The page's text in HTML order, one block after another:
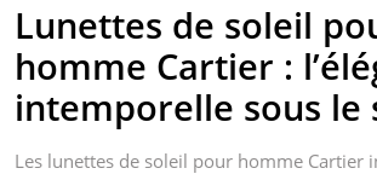
Lunettes de soleil
homme Cartier :
intemporelle sous le
Les lunettes de soleil pour homme Cartier